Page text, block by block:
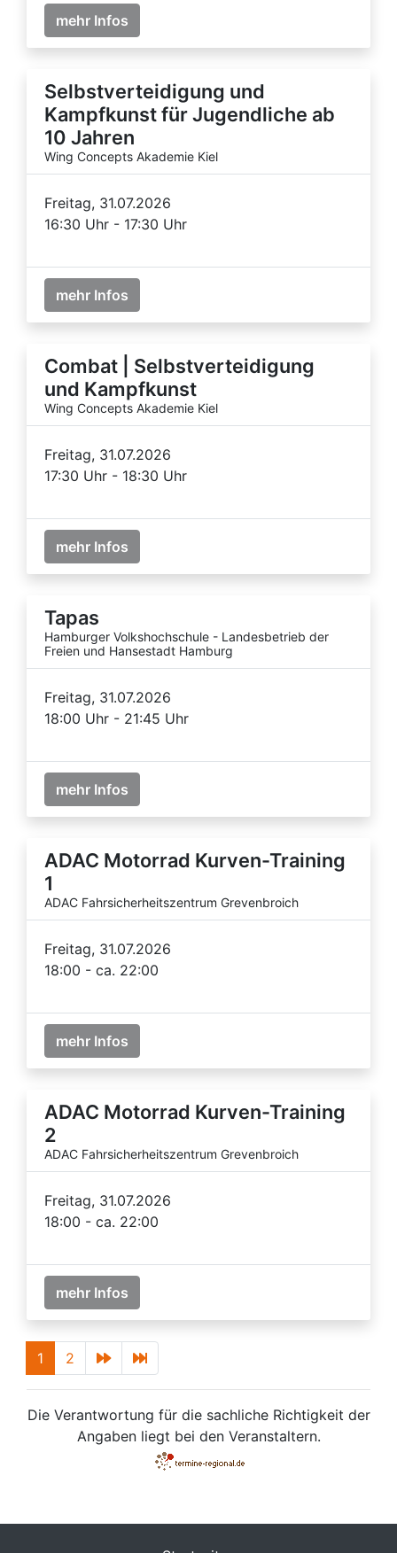
mehr Infos
Selbstverteidigung und
Kampfkunst für Jugendliche ab
10 Jahren
Wing Concepts Akademie Kiel
Freitag, 31.07.2026
16:30 Uhr - 17:30 Uhr
mehr Infos
Combat | Selbstverteidigung
und Kampfkunst
Wing Concepts Akademie Kiel
Freitag, 31.07.2026
17:30 Uhr - 18:30 Uhr
mehr Infos
Tapas
Hamburger Volkshochschule - Landesbetrieb der
Freien und Hansestadt Hamburg
Freitag, 31.07.2026
18:00 Uhr - 21:45 Uhr
mehr Infos
ADAC Motorrad Kurven-Training
1
ADAC Fahrsicherheitszentrum Grevenbroich
Freitag, 31.07.2026
18:00 - ca. 22:00
mehr Infos
ADAC Motorrad Kurven-Training
2
ADAC Fahrsicherheitszentrum Grevenbroich
Freitag, 31.07.2026
18:00 - ca. 22:00
mehr Infos
1 2
Die Verantwortung für die sachliche Richtigkeit der
Angaben liegt bei den Veranstaltern.